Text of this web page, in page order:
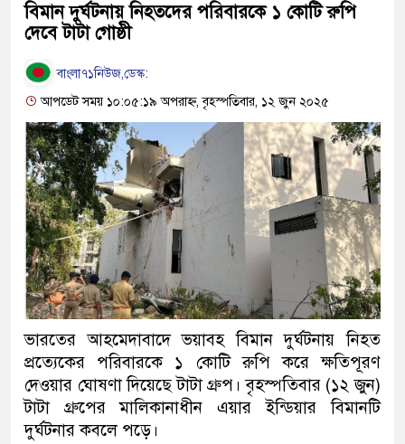
বিমান দুর্ঘটনায় নিহতদের পরিবারকে ১ কোটি রুপি
দেবে টাটা গোষ্ঠী
বাংলা৭১নিউজ,ডেস্ক:
আপডেট সময় ১০:০৫:১৯ অপরাহ্ন, বৃহস্পতিবার, ১২ জুন ২০২৫
ভারতের আহমেদাবাদে ভয়াবহ বিমান দুর্ঘটনায় নিহত
প্রত্যেকের পরিবারকে ১ কোটি রুপি করে ক্ষতিপূরণ
দেওয়ার ঘোষণা দিয়েছে টাটা গ্রুপ। বৃহস্পতিবার (১২ জুন)
টাটা গ্রুপের মালিকানাধীন এয়ার ইন্ডিয়ার বিমানটি
দুর্ঘটনার কবলে পড়ে।